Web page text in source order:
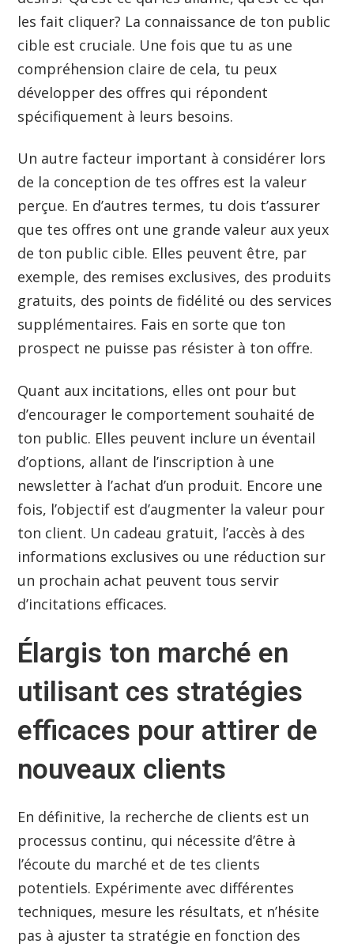
les fait cliquer? La connaissance de ton public
cible est cruciale. Une fois que tu as une
compréhension claire de cela, tu peux
développer des offres qui répondent
spécifiquement à leurs besoins.
Un autre facteur important à considérer lors
de la conception de tes offres est la valeur
perçue. En d’autres termes, tu dois t’assurer
que tes offres ont une grande valeur aux yeux
de ton public cible. Elles peuvent être, par
exemple, des remises exclusives, des produits
gratuits, des points de fidélité ou des services
supplémentaires. Fais en sorte que ton
prospect ne puisse pas résister à ton offre.
Quant aux incitations, elles ont pour but
d’encourager le comportement souhaité de
ton public. Elles peuvent inclure un éventail
d’options, allant de l’inscription à une
newsletter à l’achat d’un produit. Encore une
fois, l’objectif est d’augmenter la valeur pour
ton client. Un cadeau gratuit, l’accès à des
informations exclusives ou une réduction sur
un prochain achat peuvent tous servir
d’incitations efficaces.
Élargis ton marché en
utilisant ces stratégies
efficaces pour attirer de
nouveaux clients
En définitive, la recherche de clients est un
processus continu, qui nécessite d’être à
l’écoute du marché et de tes clients
potentiels. Expérimente avec différentes
techniques, mesure les résultats, et n’hésite
pas à ajuster ta stratégie en fonction des